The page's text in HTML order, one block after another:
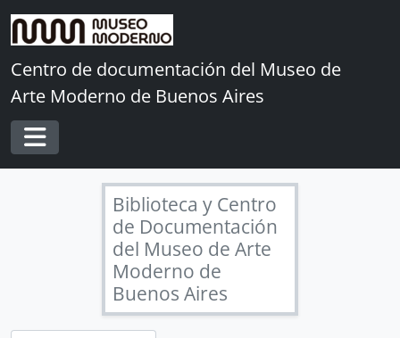
Skip to main content
Centro de documentación del Museo de
Arte Moderno de Buenos Aires
Toggle navigation
Biblioteca y Centro
de Documentación
del Museo de Arte
Moderno de
Buenos Aires